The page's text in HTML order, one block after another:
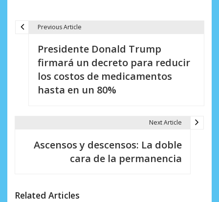
n
Previous Article
Presidente Donald Trump
firmará un decreto para reducir
los costos de medicamentos
hasta en un 80%
Next Article
Ascensos y descensos: La doble
cara de la permanencia
Related Articles